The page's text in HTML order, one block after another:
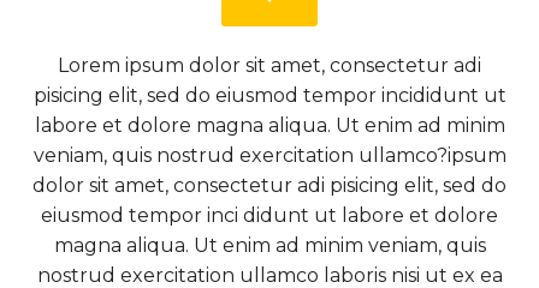
Lorem ipsum dolor sit amet, consectetur adi
pisicing elit, sed do eiusmod tempor incididunt ut
labore et dolore magna aliqua. Ut enim ad minim
veniam, quis nostrud exercitation ullamco?ipsum
dolor sit amet, consectetur adi pisicing elit, sed do
eiusmod tempor inci didunt ut labore et dolore
magna aliqua. Ut enim ad minim veniam, quis
nostrud exercitation ullamco laboris nisi ut ex ea